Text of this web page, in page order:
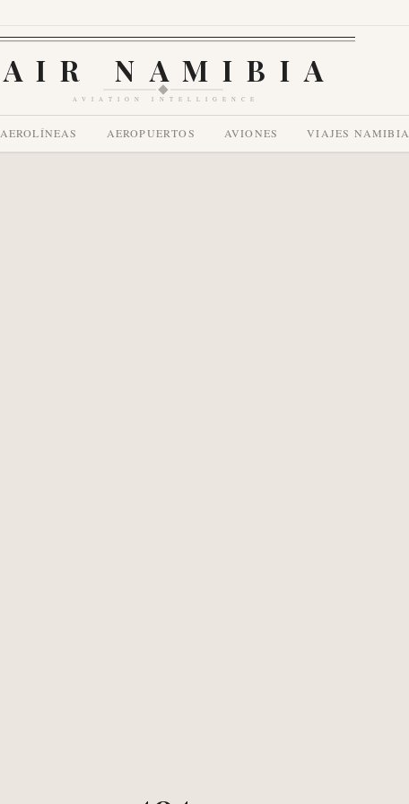
AIR NAMIBIA
AVIATION INTELLIGENCE
AEROLÍNEAS AEROPUERTOS AVIONES VIAJES NAMIBIA